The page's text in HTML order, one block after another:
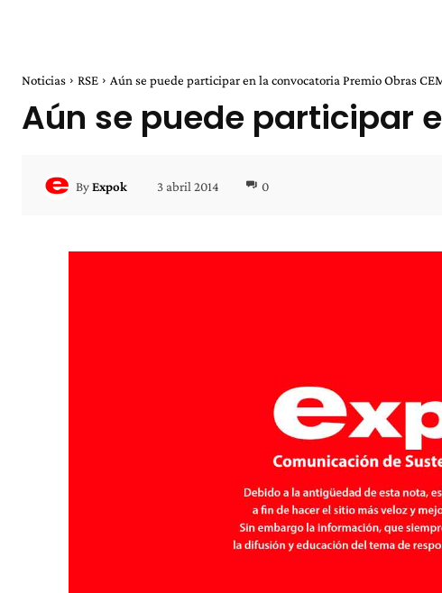
Noticias RSE Aún se puede participar en la convocatoria Premio Obras
Aún se puede participar
ByExpok 3 abril 2014 0